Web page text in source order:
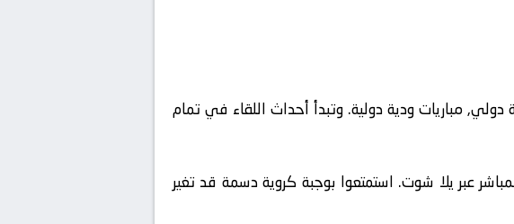
إطار بطولة دولي, مباريات ودية دولية. وتبدأ أحداث اللقاء في تمام
عبر يلا شوت. استمتعوا بوجبة كروية دسمة قد تغير